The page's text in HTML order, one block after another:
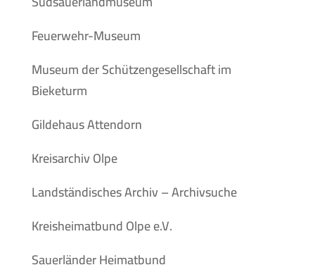
Feuerwehr-Museum
Museum der Schützengesellschaft im
Bieketurm
Gildehaus Attendorn
Kreisarchiv Olpe
Landständisches Archiv – Archivsuche
Kreisheimatbund Olpe e.V.
Sauerländer Heimatbund